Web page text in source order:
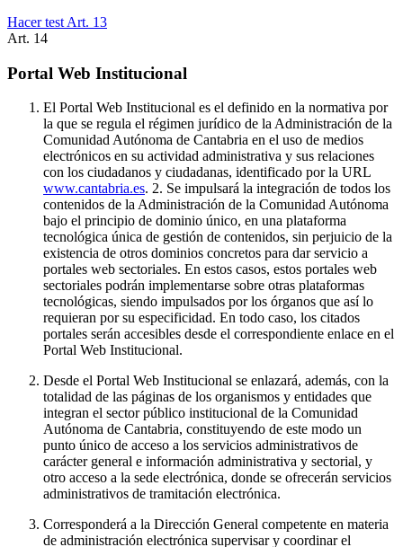
Hacer test Art. 13
Art. 14
Portal Web Institucional
El Portal Web Institucional es el definido en la normativa por
la que se regula el régimen jurídico de la Administración de la
Comunidad Autónoma de Cantabria en el uso de medios
electrónicos en su actividad administrativa y sus relaciones
con los ciudadanos y ciudadanas, identificado por la URL
www.cantabria.es. 2. Se impulsará la integración de todos los
contenidos de la Administración de la Comunidad Autónoma
bajo el principio de dominio único, en una plataforma
tecnológica única de gestión de contenidos, sin perjuicio de la
existencia de otros dominios concretos para dar servicio a
portales web sectoriales. En estos casos, estos portales web
sectoriales podrán implementarse sobre otras plataformas
tecnológicas, siendo impulsados por los órganos que así lo
requieran por su especificidad. En todo caso, los citados
portales serán accesibles desde el correspondiente enlace en el
Portal Web Institucional.
Desde el Portal Web Institucional se enlazará, además, con la
totalidad de las páginas de los organismos y entidades que
integran el sector público institucional de la Comunidad
Autónoma de Cantabria, constituyendo de este modo un
punto único de acceso a los servicios administrativos de
carácter general e información administrativa y sectorial, y
otro acceso a la sede electrónica, donde se ofrecerán servicios
administrativos de tramitación electrónica.
Corresponderá a la Dirección General competente en materia
de administración electrónica supervisar y coordinar el